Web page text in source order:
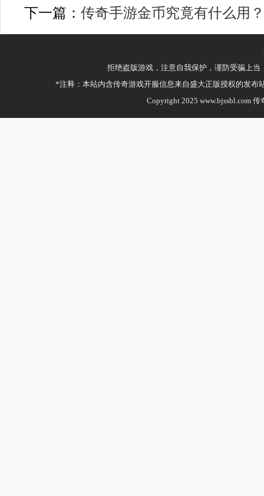
下一篇： 传奇手游金币究竟有什么用？
拒绝盗版游戏，注意自我保护，谨防受骗上
*注释：本站内含传奇游戏开服信息来自盛大正版授权的发
Copyright 2025 www.bjssbl.com